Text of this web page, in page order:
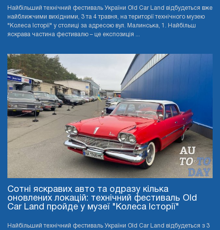
Найбільший технічний фестиваль України Old Car Land відбудеться вже
найближчими вихідними, 3 та 4 травня, на території технічного музею
"Колеса Історії" у столиці за адресою вул. Малинська, 1. Найбільш
яскрава частина фестивалю – це експозиція ...
Сотні яскравих авто та одразу кілька
оновлених локацій: технічний фестиваль Old
Car Land пройде у музеї "Колеса Історії"
Найбільший технічний фестиваль України Old Car Land відбудеться з 3